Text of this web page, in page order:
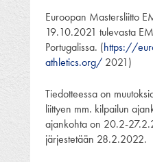
Euroopan Mastersliitto
19.10.2021 tulevasta
Portugalissa. (https://
athletics.org/ 2021)
Tiedotteessa on
liittyen mm. kilpailun
ajankohta on 20.2-
järjestetään 28.2.2022.